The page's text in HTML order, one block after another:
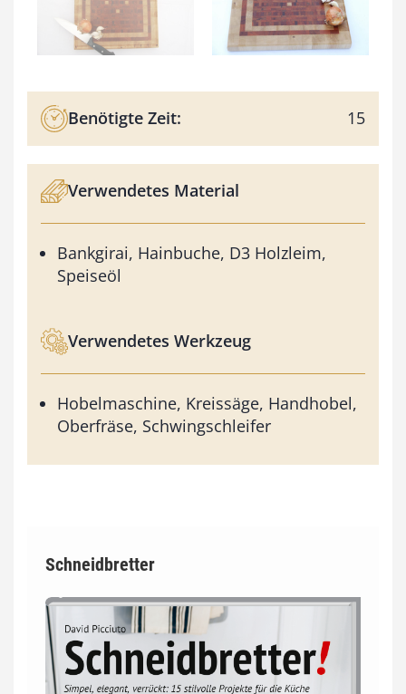
Benötigte Zeit: 15
Verwendetes Material
Bankgirai, Hainbuche, D3 Holzleim,
Speiseöl
Verwendetes Werkzeug
Hobelmaschine, Kreissäge, Handhobel,
Oberfräse, Schwingschleifer
Schneidbretter